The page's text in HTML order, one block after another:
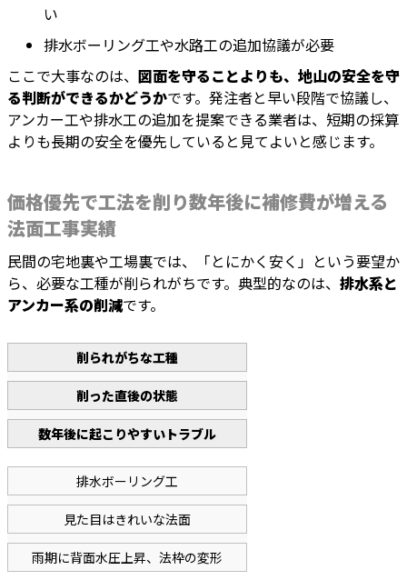
い
排水ボーリング工や水路工の追加協議が必要
ここで大事なのは、 図面を守ることよりも、地山の安全を守
る判断ができるかどうかです。発注者と早い段階で協議し、
アンカー工や排水工の追加を提案できる業者は、短期の採算
よりも長期の安全を優先していると見てよいと感じます。
価格優先で工法を削り数年後に補修費が増える
法面工事実績
民間の宅地裏や工場裏では、「とにかく安く」という要望か
ら、必要な工種が削られがちです。典型的なのは、 排水系と
アンカー系の削減です。
削られがちな工種
削った直後の状態
数年後に起こりやすいトラブル
排水ボーリング工
見た目はきれいな法面
雨期に背面水圧上昇、法枠の変形